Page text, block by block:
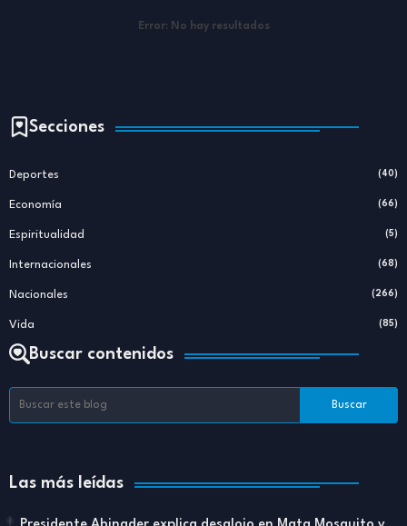
Error: No hay resultados
Secciones
Deportes (40)
Economía (66)
Espiritualidad (5)
Internacionales (68)
Nacionales (266)
Vida (85)
Buscar contenidos
Las más leídas